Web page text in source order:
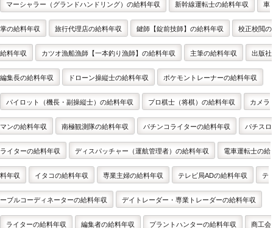
マーシャラー（グランドハンドリング）の給料年収 新幹線運転士の給料年収 車
掌の給料年収 旅行代理店の給料年収 鍵師【錠前技師】の給料年収 校正校閲の
給料年収 カツオ漁船漁師【一本釣り漁師】の給料年収 主筆の給料年収 出版社
編集長の給料年収 ドローン操縦士の給料年収 ポケモントレーナーの給料年収
パイロット（機長・副操縦士）の給料年収 プロ棋士（将棋）の給料年収 カメラ
マンの給料年収 南極観測隊の給料年収 パチンコライターの給料年収 パチスロ
ライターの給料年収 ディスパッチャー（運航管理者）の給料年収 電車運転士の給
料年収 イタコの給料年収 専業主婦の給料年収 テレビ局ADの給料年収 テ
ーブルコーディネーターの給料年収 デイトレーダー・専業トレーダーの給料年収
ライターの給料年収 編集者の給料年収 プラントハンターの給料年収 商工会